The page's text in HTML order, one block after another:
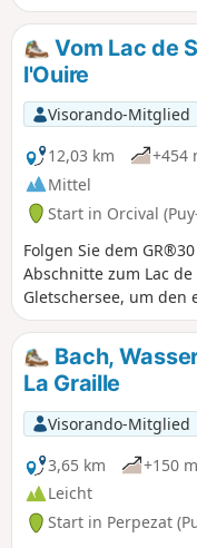
Vom Lac de
l'Ouire
Visorando-Mitglied
12,03 km
+454
Mittel
Start in Orcival
Folgen Sie dem
Abschnitte zum Lac
Gletschersee, um den
l'Ouire, von dessen
auf die Landschaft
und Sanadoire hat.
auf einem Großteil der
Chaîne des Puys und
Bach,
La Graille
Visorando-Mitglied
3,65 km
+150 m
Leicht
Start in Perpezat